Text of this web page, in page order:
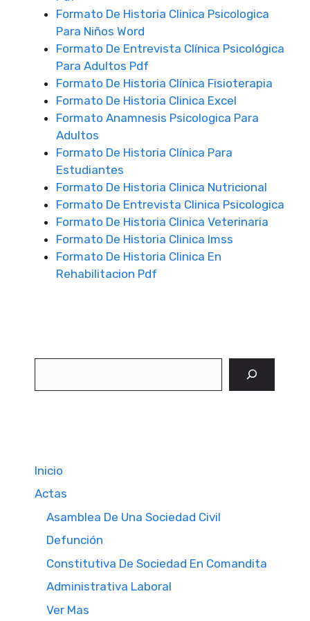
Formato De Historia Clinica Psicologica
Para Niños Word
Formato De Entrevista Clínica Psicológica
Para Adultos Pdf
Formato De Historia Clínica Fisioterapia
Formato De Historia Clinica Excel
Formato Anamnesis Psicologica Para
Adultos
Formato De Historia Clínica Para
Estudiantes
Formato De Historia Clinica Nutricional
Formato De Entrevista Clinica Psicologica
Formato De Historia Clinica Veterinaria
Formato De Historia Clinica Imss
Formato De Historia Clinica En
Rehabilitacion Pdf
Inicio
Actas
Asamblea De Una Sociedad Civil
Defunción
Constitutiva De Sociedad En Comandita
Administrativa Laboral
Ver Mas